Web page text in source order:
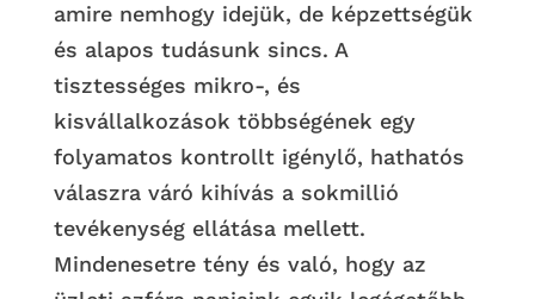
amire nemhogy idejük, de képzettségük
és alapos tudásunk sincs. A
tisztességes mikro-, és
kisvállalkozások többségének egy
folyamatos kontrollt igénylő, hathatós
válaszra váró kihívás a sokmillió
tevékenység ellátása mellett.
Mindenesetre tény és való, hogy az